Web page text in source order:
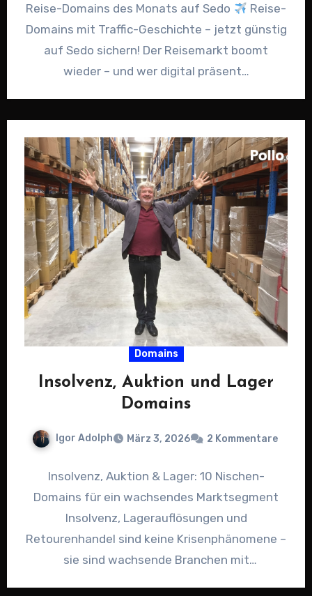
Reise-Domains des Monats auf Sedo
Reise-
Domains mit Traffic-Geschichte – jetzt günstig
auf Sedo sichern! Der Reisemarkt boomt
wieder – und wer digital präsent…
Domains
Insolvenz, Auktion und Lager
Domains
Igor Adolph März 3, 2026 2 Kommentare
Insolvenz, Auktion & Lager: 10 Nischen-
Domains für ein wachsendes Marktsegment
Insolvenz, Lagerauflösungen und
Retourenhandel sind keine Krisenphänomene –
sie sind wachsende Branchen mit